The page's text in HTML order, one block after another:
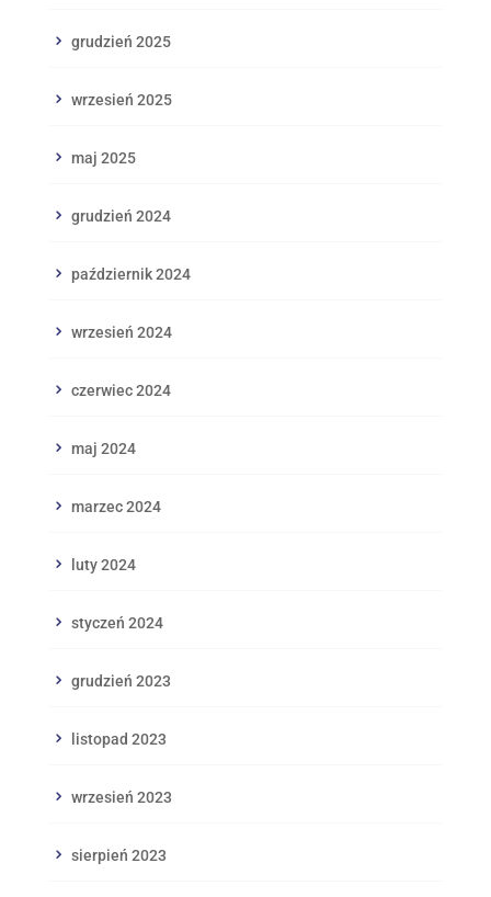
grudzień 2025
wrzesień 2025
maj 2025
grudzień 2024
październik 2024
wrzesień 2024
czerwiec 2024
maj 2024
marzec 2024
luty 2024
styczeń 2024
grudzień 2023
listopad 2023
wrzesień 2023
sierpień 2023